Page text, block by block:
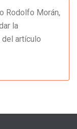
Rodolfo Morán,
la
artículo